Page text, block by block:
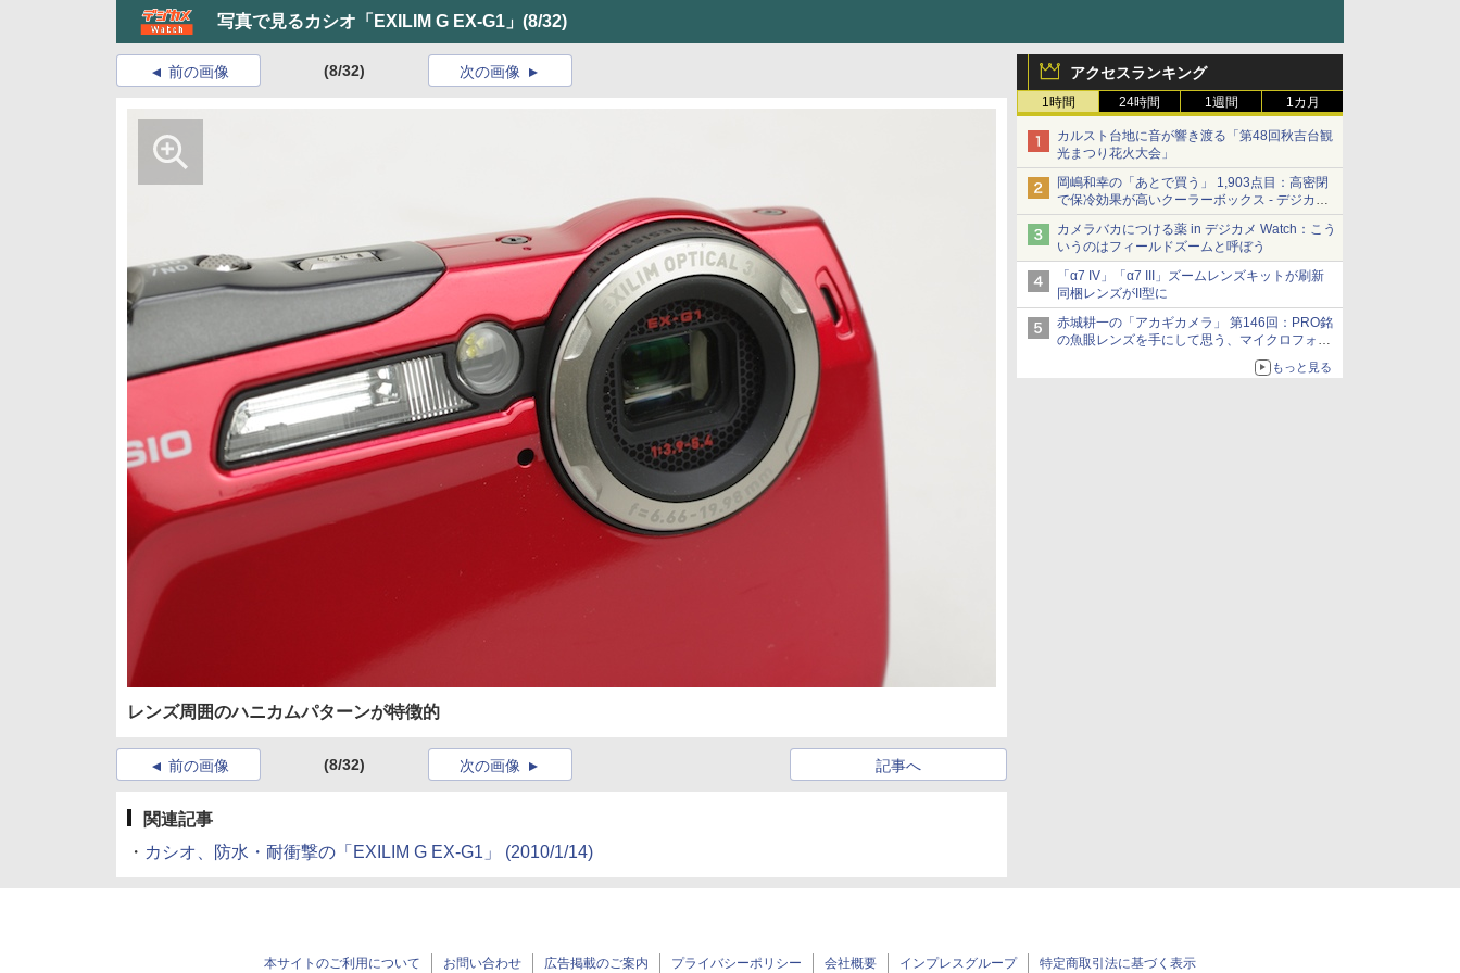
写真で見るカシオ「EXILIM G EX-G1」 (8/32)
アクセスランキング
1時間 24時間 1週間 1カ月
カルスト台地に音が響き渡る「第48回秋吉台観
光まつり花火大会」
岡嶋和幸の「あとで買う」 1,903点目：高密閉
で保冷効果が高いクーラーボックス - デジカメ
Watch
カメラバカにつける薬 in デジカメ Watch：こう
いうのはフィールドズームと呼ぼう
「α7 IV」「α7 III」ズームレンズキットが刷新
同梱レンズがII型に
赤城耕一の「アカギカメラ」 第146回：PRO銘
の魚眼レンズを手にして思う、マイクロフォー
もっと見る
前の画像 (8/32) 次の画像
レンズ周囲のハニカムパターンが特徴的
前の画像 (8/32) 記事へ
次の画像
関連記事
・ カシオ、防水・耐衝撃の「EXILIM G EX-G1」 (2010/1/14)
本サイトのご利用について お問い合わせ 広告掲載のご案内 プライバシーポリシー 会社概要 インプレスグループ 特定商取引法に基づく表示